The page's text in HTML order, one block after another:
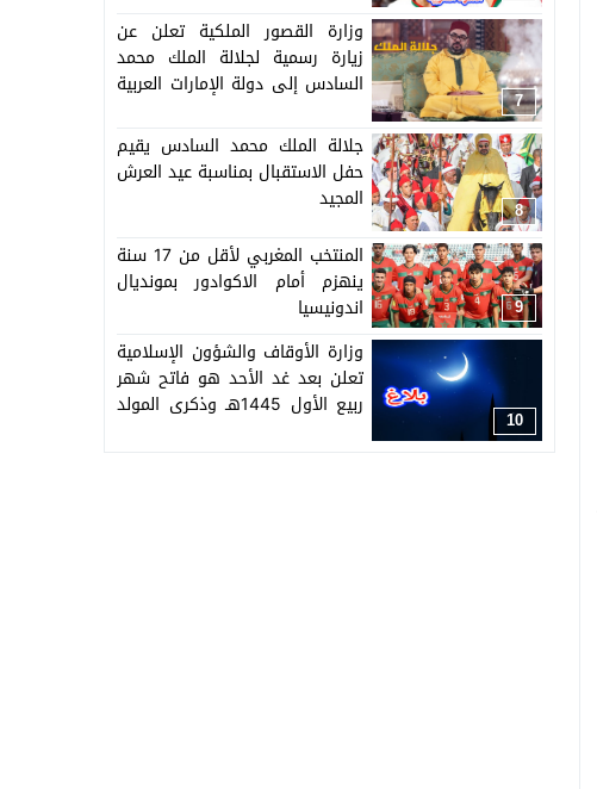
7
وزارة القصور الملكية تعلن عن
زيارة رسمية لجلالة الملك محمد
السادس إلى دولة الإمارات العربية
8
جلالة الملك محمد السادس يقيم
حفل الاستقبال بمناسبة عيد العرش
المجيد
9
المنتخب المغربي لأقل من 17 سنة
ينهزم أمام الاكوادور بمونديال
اندونيسيا
10
وزارة الأوقاف والشؤون الإسلامية
تعلن بعد غد الأحد هو فاتح شهر
ربيع الأول 1445هـ وذكرى المولد